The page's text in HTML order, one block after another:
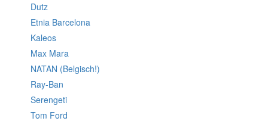
Dutz
Etnia Barcelona
Kaleos
Max Mara
NATAN (Belgisch!)
Ray-Ban
Serengeti
Tom Ford